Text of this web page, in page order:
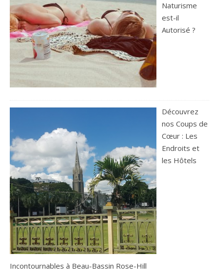
Naturisme
est-il
Autorisé ?
Découvrez
nos Coups de
Cœur : Les
Endroits et
les Hôtels
Incontournables à Beau-Bassin Rose-Hill